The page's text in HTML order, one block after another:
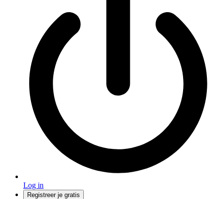
Log in
Registreer je gratis